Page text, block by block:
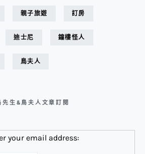
親子旅遊 訂房
迪士尼 鐘樓怪人
鳥夫人
先生&鳥夫人文章訂閱
your email address: